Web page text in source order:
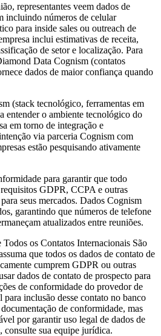
representantes veem dados de
incluindo números de celular
para inside sales ou outreach de
inclui estimativas de receita,
de setor e localização. Para
Data Cognism (contatos
dados de maior confiança quando
(stack tecnológico, ferramentas em
entender o ambiente tecnológico do
em torno de integração e
via parceria Cognism com
estão pesquisando ativamente
para garantir que todo
GDPR, CCPA e outras
seus mercados. Dados Cognism
garantindo que números de telefone
atualizados entre reuniões.
os Contatos Internacionais São
que todos os dados de contato de
cumprem GDPR ou outras
dados de contato de prospecto para
de conformidade do provedor de
para inclusão desse contato no banco
de conformidade, mas
por garantir uso legal de dados de
consulte sua equipe jurídica.